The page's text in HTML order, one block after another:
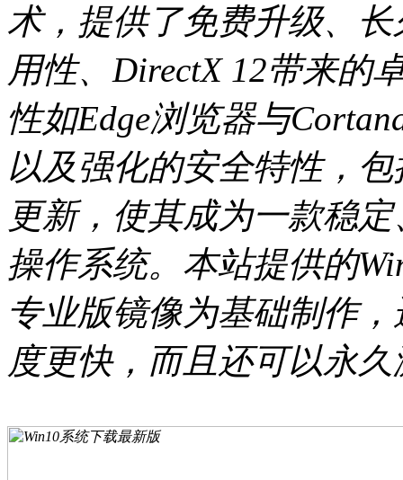
术，提供了免费升级、
用性、DirectX 12带来的
性如Edge浏览器与
以及强化的安全特性，
更新，使其成为一款稳
操作系统。本站提供的
专业版镜像为基础制作
度更快，而且还可以永